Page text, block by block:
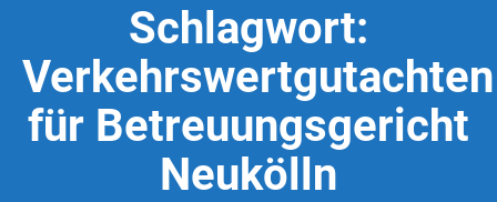
Schlagwort:
Verkehrswertgutachten
für Betreuungsgericht
Neukölln